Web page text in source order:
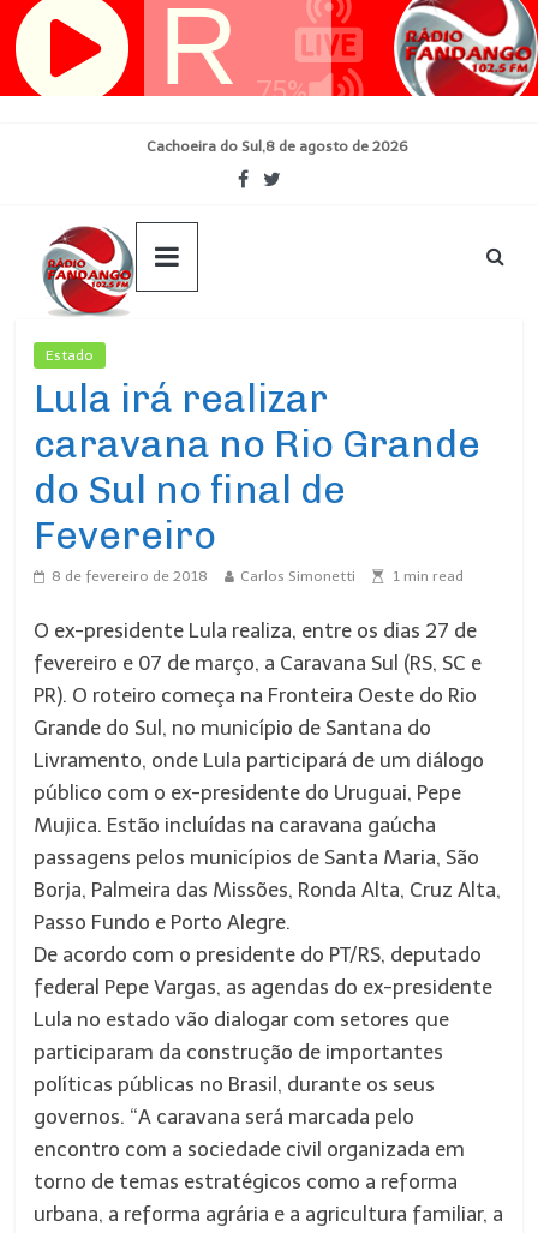
Pular
para
Cachoeira do Sul,8 de agosto de 2026
Estado
Lula irá realizar
caravana no Rio Grande
do Sul no final de
Fevereiro
8 de fevereiro de 2018 Carlos Simonetti 1 min read
O ex-presidente Lula realiza, entre os dias 27 de
fevereiro e 07 de março, a Caravana Sul (RS, SC e
PR). O roteiro começa na Fronteira Oeste do Rio
Grande do Sul, no município de Santana do
Livramento, onde Lula participará de um diálogo
público com o ex-presidente do Uruguai, Pepe
Mujica. Estão incluídas na caravana gaúcha
passagens pelos municípios de Santa Maria, São
Borja, Palmeira das Missões, Ronda Alta, Cruz Alta,
Passo Fundo e Porto Alegre.
De acordo com o presidente do PT/RS, deputado
federal Pepe Vargas, as agendas do ex-presidente
Lula no estado vão dialogar com setores que
participaram da construção de importantes
políticas públicas no Brasil, durante os seus
governos. “A caravana será marcada pelo
encontro com a sociedade civil organizada em
torno de temas estratégicos como a reforma
urbana, a reforma agrária e a agricultura familiar, a